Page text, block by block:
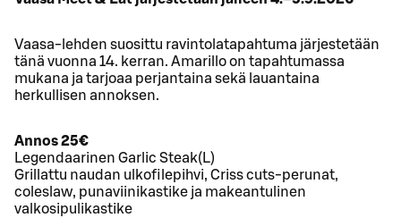
Vaasa-lehden suosittu ravintolatapahtuma järjestetään
tänä vuonna 14. kerran. Amarillo on tapahtumassa
mukana ja tarjoaa perjantaina sekä lauantaina
herkullisen annoksen.
Annos 25€
Legendaarinen Garlic Steak(L)
Grillattu naudan ulkofilepihvi, Criss cuts-perunat,
coleslaw, punaviinikastike ja makeantulinen
valkosipulikastike